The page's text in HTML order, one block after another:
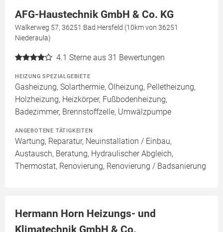
AFG-Haustechnik GmbH & Co. KG
Walkerweg 57, 36251 Bad Hersfeld (10km von 36251
Niederaula)
4.1 Sterne aus 31 Bewertungen
HEIZUNG SPEZIALGEBIETE
Gasheizung, Solarthermie, Ölheizung, Pelletheizung,
Holzheizung, Heizkörper, Fußbodenheizung,
Badezimmer, Brennstoffzelle, Umwälzpumpe
ANGEBOTENE TÄTIGKEITEN
Wartung, Reparatur, Neuinstallation / Einbau,
Austausch, Beratung, Hydraulischer Abgleich,
Thermostat, Renovierung, Renovierung / Badsanierung
Hermann Horn Heizungs- und
Klimatechnik GmbH & Co.